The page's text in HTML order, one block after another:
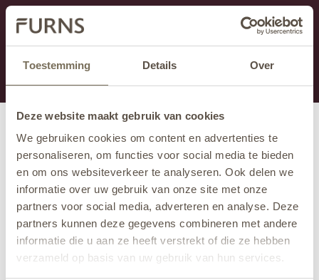
Toestemming Details Over
Deze website maakt gebruik van cookies
We gebruiken cookies om content en advertenties te
personaliseren, om functies voor social media te bieden
en om ons websiteverkeer te analyseren. Ook delen we
informatie over uw gebruik van onze site met onze
partners voor social media, adverteren en analyse. Deze
partners kunnen deze gegevens combineren met andere
informatie die u aan ze heeft verstrekt of die ze hebben
verzameld op basis van uw gebruik van hun services.
Cette section est actuellement en maintenance.
Si vous manquez des informations, vous pouvez nous
appeler au +31 413 395 295 ou nous envoyer un e-